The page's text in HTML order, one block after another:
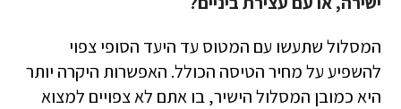
המסלול שתעשו עם המטוס עד היעד הסופי צפוי
להשפיע על מחיר הטיסה הכולל. האפשרות היקרה יותר
היא כמובן המסלול הישיר, בו אתם לא צפויים למצוא